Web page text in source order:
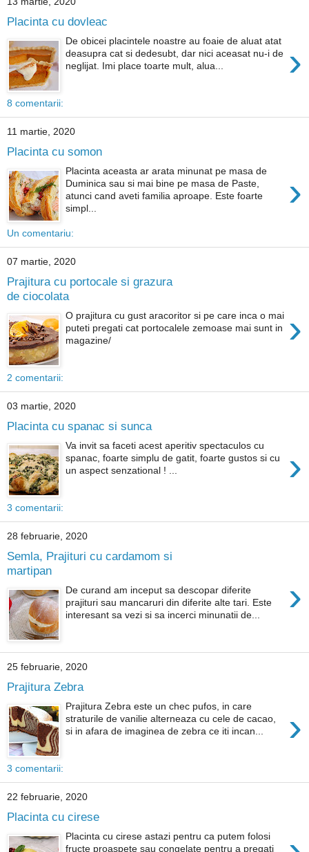
Placinta cu dovleac
›
De obicei placintele noastre au foaie de aluat atat
deasupra cat si dedesubt, dar nici aceasat nu-i de
neglijat. Imi place toarte mult, alua...
8 comentarii:
11 martie, 2020
Placinta cu somon
›
Placinta aceasta ar arata minunat pe masa de
Duminica sau si mai bine pe masa de Paste,
atunci cand aveti familia aproape. Este foarte
simpl...
Un comentariu:
07 martie, 2020
Prajitura cu portocale si grazura
de ciocolata
›
O prajitura cu gust aracoritor si pe care inca o mai
puteti pregati cat portocalele zemoase mai sunt in
magazine/
2 comentarii:
03 martie, 2020
Placinta cu spanac si sunca
›
Va invit sa faceti acest aperitiv spectaculos cu
spanac, foarte simplu de gatit, foarte gustos si cu
un aspect senzational ! ...
3 comentarii:
28 februarie, 2020
Semla, Prajituri cu cardamom si
martipan
›
De curand am inceput sa descopar diferite
prajituri sau mancaruri din diferite alte tari. Este
interesant sa vezi si sa incerci minunatii de...
25 februarie, 2020
Prajitura Zebra
›
Prajitura Zebra este un chec pufos, in care
straturile de vanilie alterneaza cu cele de cacao,
si in afara de imaginea de zebra ce iti incan...
3 comentarii:
22 februarie, 2020
Placinta cu cirese
Placinta cu cirese astazi pentru ca putem folosi
fructe proaspete sau congelate pentru a pregati